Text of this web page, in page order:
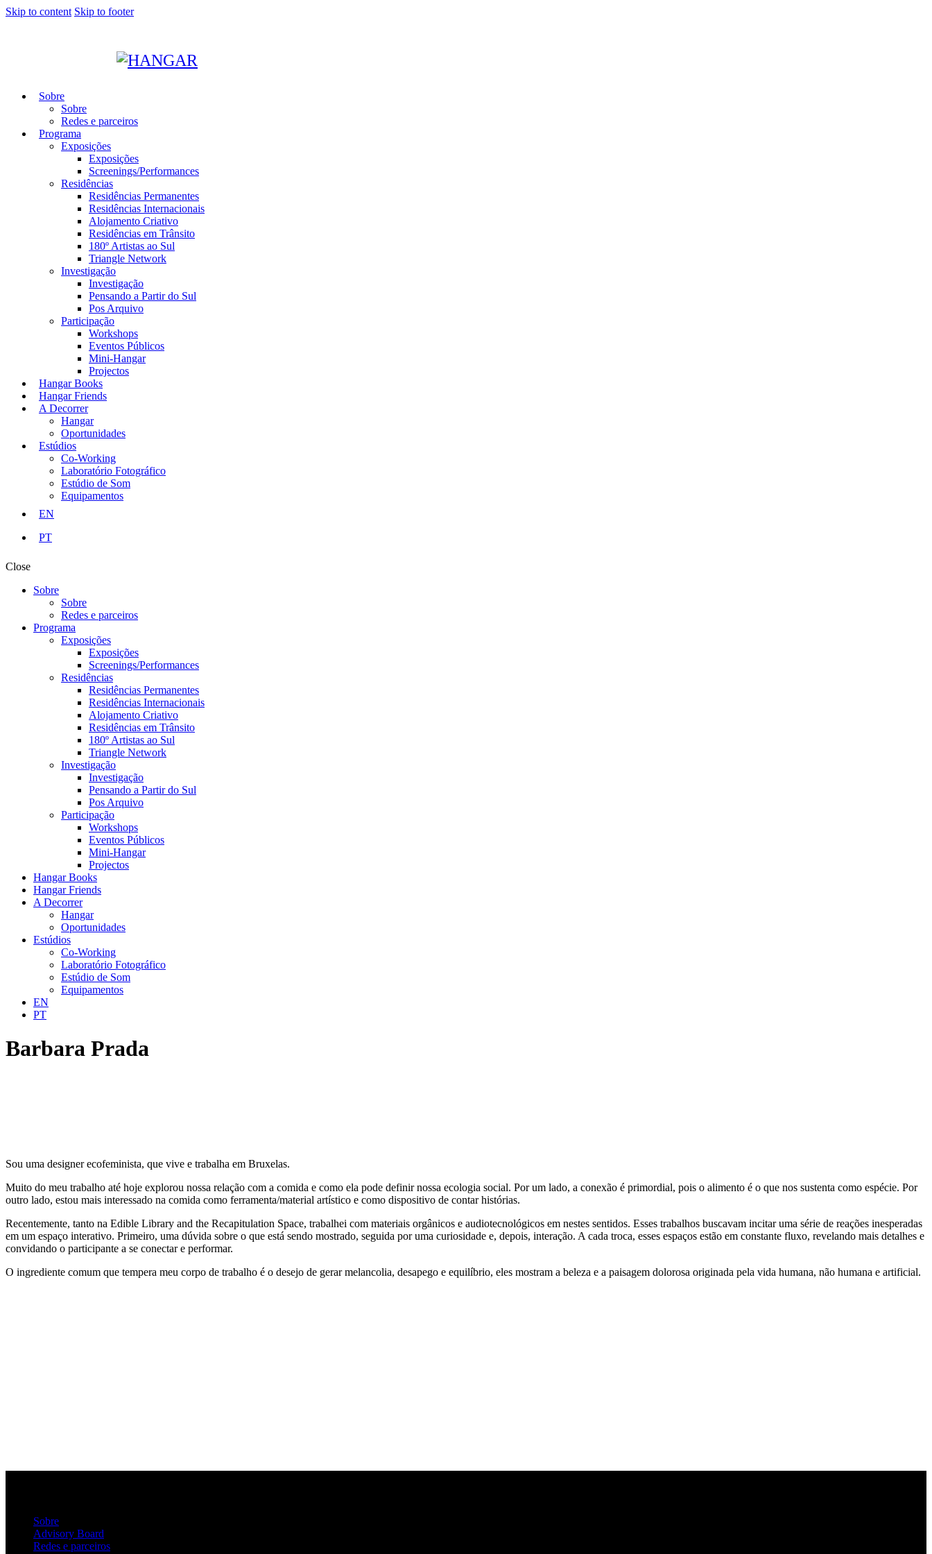
Skip to content Skip to footer
Sobre
Sobre
Redes e parceiros
Programa
Exposições
Exposições
Screenings/Performances
Residências
Residências Permanentes
Residências Internacionais
Alojamento Criativo
Residências em Trânsito
180º Artistas ao Sul
Triangle Network
Investigação
Investigação
Pensando a Partir do Sul
Pos Arquivo
Participação
Workshops
Eventos Públicos
Mini-Hangar
Projectos
Hangar Books
Hangar Friends
A Decorrer
Hangar
Oportunidades
Estúdios
Co-Working
Laboratório Fotográfico
Estúdio de Som
Equipamentos
EN
PT
Close
Sobre
Sobre
Redes e parceiros
Programa
Exposições
Exposições
Screenings/Performances
Residências
Residências Permanentes
Residências Internacionais
Alojamento Criativo
Residências em Trânsito
180º Artistas ao Sul
Triangle Network
Investigação
Investigação
Pensando a Partir do Sul
Pos Arquivo
Participação
Workshops
Eventos Públicos
Mini-Hangar
Projectos
Hangar Books
Hangar Friends
A Decorrer
Hangar
Oportunidades
Estúdios
Co-Working
Laboratório Fotográfico
Estúdio de Som
Equipamentos
EN
PT
Barbara Prada
Sou uma designer ecofeminista, que vive e trabalha em Bruxelas.
Muito do meu trabalho até hoje explorou nossa relação com a comida e como ela pode definir nossa ecologia social. Por um lado, a conexão é primordial, pois o alimento é o que nos sustenta como espécie. Por
outro lado, estou mais interessado na comida como ferramenta/material artístico e como dispositivo de contar histórias.
Recentemente, tanto na Edible Library and the Recapitulation Space, trabalhei com materiais orgânicos e audiotecnológicos em nestes sentidos. Esses trabalhos buscavam incitar uma série de reações inesperadas
em um espaço interativo. Primeiro, uma dúvida sobre o que está sendo mostrado, seguida por uma curiosidade e, depois, interação. A cada troca, esses espaços estão em constante fluxo, revelando mais detalhes e
convidando o participante a se conectar e performar.
O ingrediente comum que tempera meu corpo de trabalho é o desejo de gerar melancolia, desapego e equilíbrio, eles mostram a beleza e a paisagem dolorosa originada pela vida humana, não humana e artificial.
Sobre
Advisory Board
Redes e parceiros